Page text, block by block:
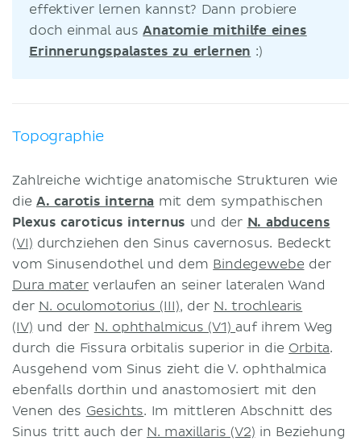
effektiver lernen kannst? Dann probiere
doch einmal ausAnatomie mithilfe eines
Erinnerungspalastes zu erlernen :)
Topographie
Zahlreiche wichtige anatomische Strukturen wie
die A. carotis interna mit dem sympathischen
Plexus caroticus internus und der N. abducens
(VI) durchziehen den Sinus cavernosus. Bedeckt
vom Sinusendothel und dem Bindegewebe der
Dura mater verlaufen an seiner lateralen Wand
der N. oculomotorius (III), der N. trochlearis
(IV) und der N. ophthalmicus (V1) auf ihrem Weg
durch die Fissura orbitalis superior in die Orbita.
Ausgehend vom Sinus zieht die V. ophthalmica
ebenfalls dorthin und anastomosiert mit den
Venen des Gesichts. Im mittleren Abschnitt des
Sinus tritt auch der N. maxillaris (V2) in Beziehung